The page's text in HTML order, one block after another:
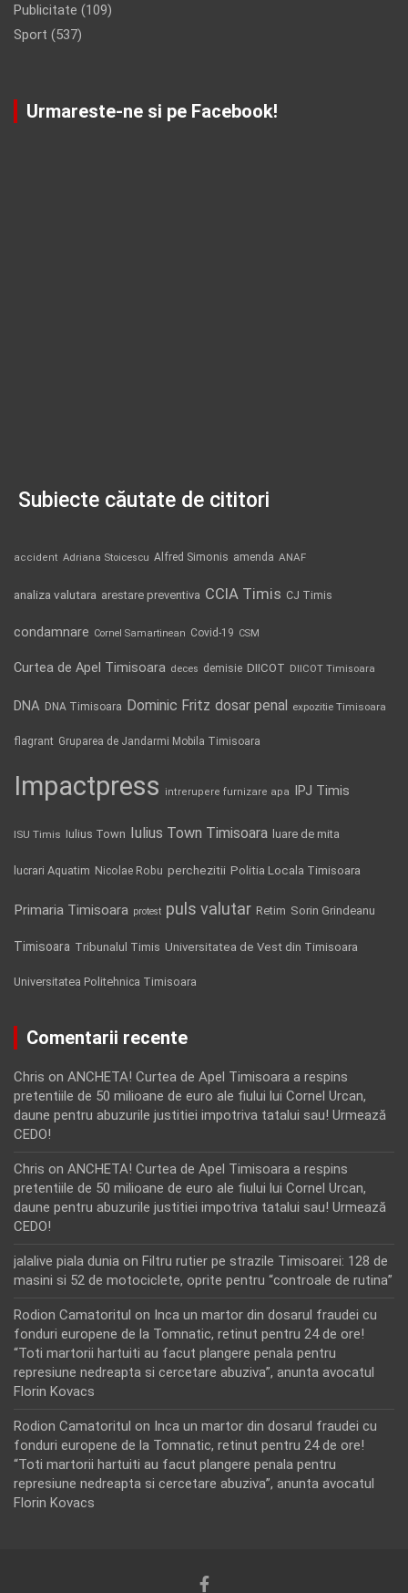
Publicitate (109)
Sport (537)
Urmareste-ne si pe Facebook!
Subiecte căutate de cititori
accident Adriana Stoicescu Alfred Simonis amenda ANAF
analiza valutara arestare preventiva CCIA Timis CJ Timis
condamnare Cornel Samartinean Covid-19 CSM
Curtea de Apel Timisoara deces demisie DIICOT DIICOT Timisoara
DNA DNA Timisoara Dominic Fritz dosar penal expozitie Timisoara
flagrant Gruparea de Jandarmi Mobila Timisoara
Impactpress intrerupere furnizare apa IPJ Timis
ISU Timis Iulius Town Iulius Town Timisoara luare de mita
lucrari Aquatim Nicolae Robu perchezitii Politia Locala Timisoara
Primaria Timisoara protest puls valutar Retim Sorin Grindeanu
Timisoara Tribunalul Timis Universitatea de Vest din Timisoara
Universitatea Politehnica Timisoara
Comentarii recente
Chris on ANCHETA! Curtea de Apel Timisoara a respins
pretentiile de 50 milioane de euro ale fiului lui Cornel Urcan,
daune pentru abuzurile justitiei impotriva tatalui sau! Urmează
CEDO!
Chris on ANCHETA! Curtea de Apel Timisoara a respins
pretentiile de 50 milioane de euro ale fiului lui Cornel Urcan,
daune pentru abuzurile justitiei impotriva tatalui sau! Urmează
CEDO!
jalalive piala dunia on Filtru rutier pe strazile Timisoarei: 128 de
masini si 52 de motociclete, oprite pentru “controale de rutina”
Rodion Camatoritul on Inca un martor din dosarul fraudei cu
fonduri europene de la Tomnatic, retinut pentru 24 de ore!
“Toti martorii hartuiti au facut plangere penala pentru
represiune nedreapta si cercetare abuziva”, anunta avocatul
Florin Kovacs
Rodion Camatoritul on Inca un martor din dosarul fraudei cu
fonduri europene de la Tomnatic, retinut pentru 24 de ore!
“Toti martorii hartuiti au facut plangere penala pentru
represiune nedreapta si cercetare abuziva”, anunta avocatul
Florin Kovacs